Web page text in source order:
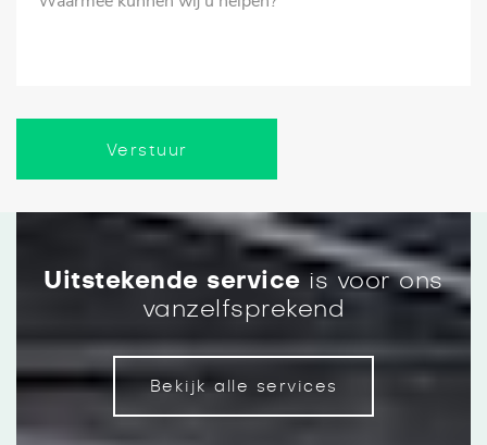
Verstuur
Uitstekende service is voor ons
vanzelfsprekend
Bekijk alle services
Werkplaats afspraak